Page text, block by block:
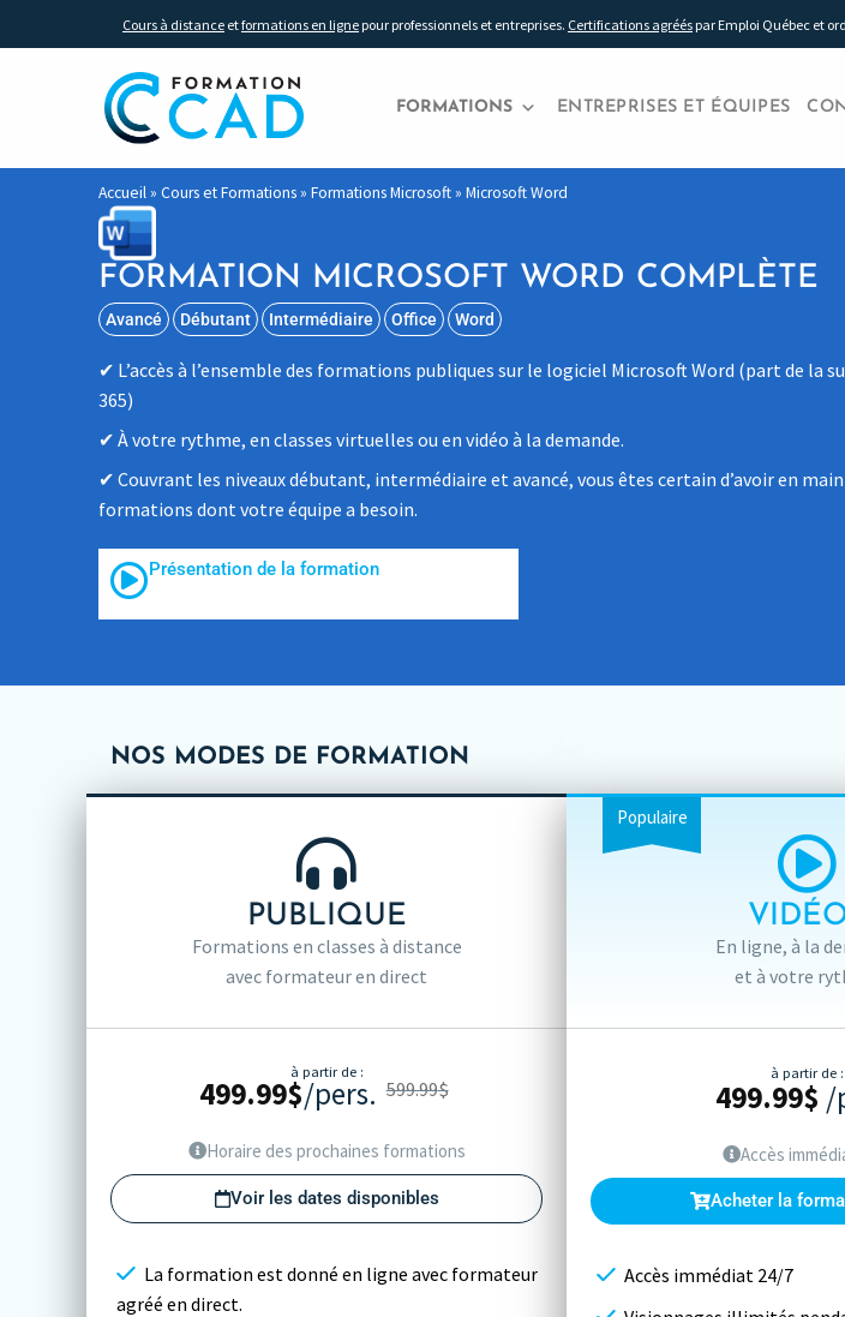
Cours à distance etformations en ligne pour professionnels et entreprises. Certifications agréés par Emploi Québec et
FORMATIONS ENTREPRISES ET ÉQUIPES
Accueil» Cours et Formations» Formations Microsoft» Microsoft Word
FORMATION MICROSOFT WORD COMPLÈTE
Avancé Débutant Intermédiaire Office Word
L’accès à l’ensemble des formations publiques sur le logiciel Microsoft Word (part de la
365)
À votre rythme, en classes virtuelles ou en vidéo à la demande.
Couvrant les niveaux débutant, intermédiaire et avancé, vous êtes certain d’avoir en
formations dont votre équipe a besoin.
Présentation de la formation
NOS MODES DE FORMATION
PUBLIQUE
Formations en classes à distance
avec formateur en direct
à partir de :
599.99$
499.99$/pers.
Horaire des prochaines formations
Voir les dates disponibles
La formation est donné en ligne avec formateur
agréé en direct.
Populaire
En ligne, à la
et à votre
à partir de :
499.99$ /
Accès
Acheter la
Accès immédiat 24/7